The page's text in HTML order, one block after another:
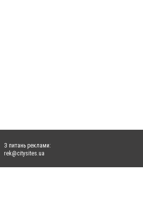
З питань реклами:
rek@citysites.ua